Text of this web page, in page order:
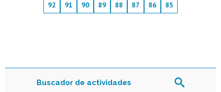
Buscador de actividades
92
91 90 89 88 87 86 85